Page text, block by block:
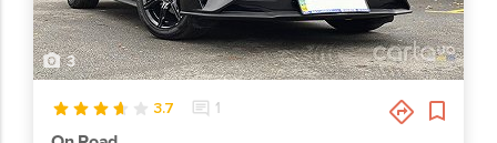
3
3.7 1